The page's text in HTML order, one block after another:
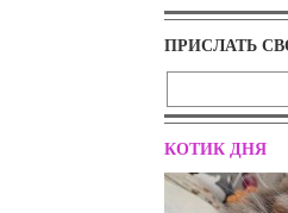
ПРИСЛАТЬ
КОТИК ДНЯ